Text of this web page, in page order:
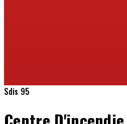
Sdis 95